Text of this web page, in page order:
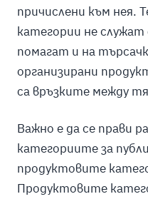
причислени към нея.
категории не служат
помагат и на
организирани
са връзките между
Важно е да се прави
категориите за
продуктовите
Продуктовите